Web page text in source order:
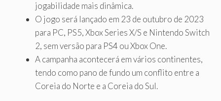
jogabilidade mais dinâmica.
O jogo será lançado em 23 de outubro de 2023
para PC, PS5, Xbox Series X/S e Nintendo Switch
2, sem versão para PS4 ou Xbox One.
A campanha acontecerá em vários continentes,
tendo como pano de fundo um conflito entre a
Coreia do Norte e a Coreia do Sul.